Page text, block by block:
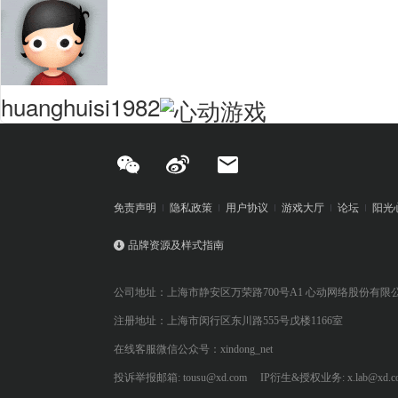
huanghuisi1982
免责声明 隐私政策 用户协议 游戏大厅 论坛 阳光
品牌资源及样式指南
公司地址：上海市静安区万荣路700号A1 心动网络股份有限
注册地址：上海市闵行区东川路555号戊楼1166室
在线客服微信公众号：xindong_net
投诉举报邮箱: tousu@xd.com IP衍生&授权业务: